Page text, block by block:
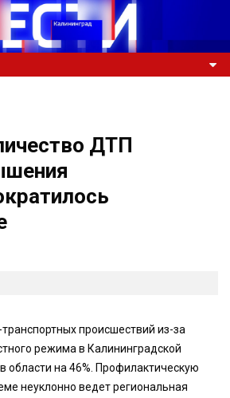
ДТП
происшествий из-за
режима в Калининградской
области на 46%. Профилактическую
неуклонно ведет региональная